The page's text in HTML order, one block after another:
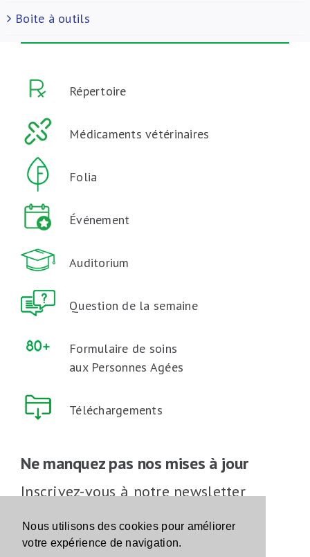
Nous utilisons des cookies pour améliorer
votre expérience de navigation.
Boite à outils
Répertoire
Médicaments vétérinaires
Folia
Événement
Auditorium
Question de la semaine
Formulaire de soins
aux Personnes Agées
Téléchargements
Ne manquez pas nos mises à jour
Inscrivez-vous à notre newsletter
Inscrivez-vous